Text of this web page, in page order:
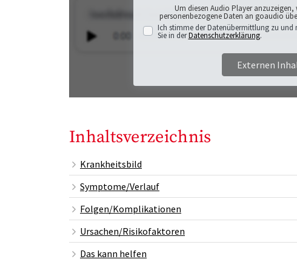
Um diesen Audio Player
personenbezogene Daten an goaudio
Ich stimme der Datenübermittlung zu
Sie in derDatenschutzerklärung.
Externen
Inhaltsverzeichnis
Krankheitsbild
Symptome/Verlauf
Folgen/Komplikationen
Ursachen/Risikofaktoren
Das kann helfen